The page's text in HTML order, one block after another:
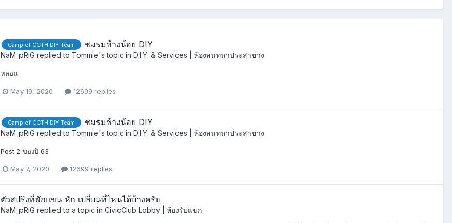
Camp of CCTH DIY Team ชมรมช้างน้อย DIY
NaM_pRiG replied to Tommie's topic in D.I.Y. & Services | ห้องสนทนาประสาช่าง
หลอน
May 19, 2020 12699 replies
Camp of CCTH DIY Team ชมรมช้างน้อย DIY
NaM_pRiG replied to Tommie's topic in D.I.Y. & Services | ห้องสนทนาประสาช่าง
Post 2 ของปี 63
May 7, 2020 12699 replies
ตัวสปริงที่พักแขน หัก เปลี่ยนที่ไหนได้บ้างครับ
NaM_pRiG replied to a topic in CivicClub Lobby | ห้องรับแขก